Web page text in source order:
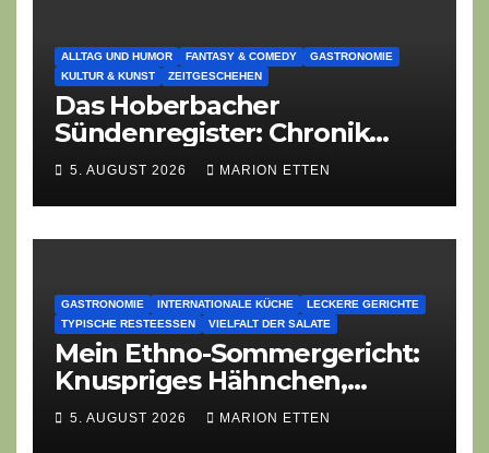
ALLTAG UND HUMOR FANTASY & COMEDY
GASTRONOMIE
KULTUR & KUNST
ZEITGESCHEHEN
Das Hoberbacher
Sündenregister: Chronik
eines angekündigten
5. AUGUST 2026 MARION ETTEN
GASTRONOMIE INTERNATIONALE KÜCHE
LECKERE GERICHTE
TYPISCHE RESTEESSEN
VIELFALT DER SALATE
Mein Ethno-Sommergericht:
Knuspriges Hähnchen,
Lauch-Rührei, Salat
5. AUGUST 2026 MARION ETTEN